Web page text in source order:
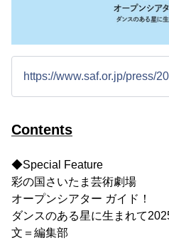
https://www.saf.or.jp/press/
Contents
◆Special Feature
彩の国さいたま芸術劇場
オープンシアター ガイド！
ダンスのある星に生まれて
文＝編集部